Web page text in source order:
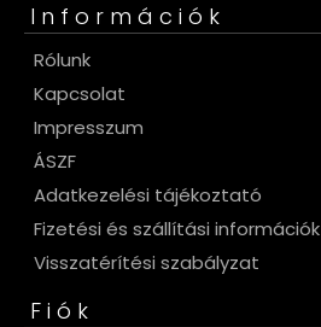
Információk
Rólunk
Kapcsolat
Impresszum
ÁSZF
Adatkezelési tájékoztató
Fizetési és szállítási információk
Visszatérítési szabályzat
Fiók